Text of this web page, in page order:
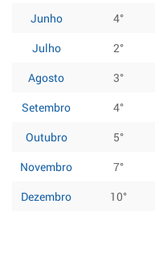
Junho
4°
Julho
2°
Agosto
3°
Setembro
4°
Outubro
5°
Novembro
7°
Dezembro
10°